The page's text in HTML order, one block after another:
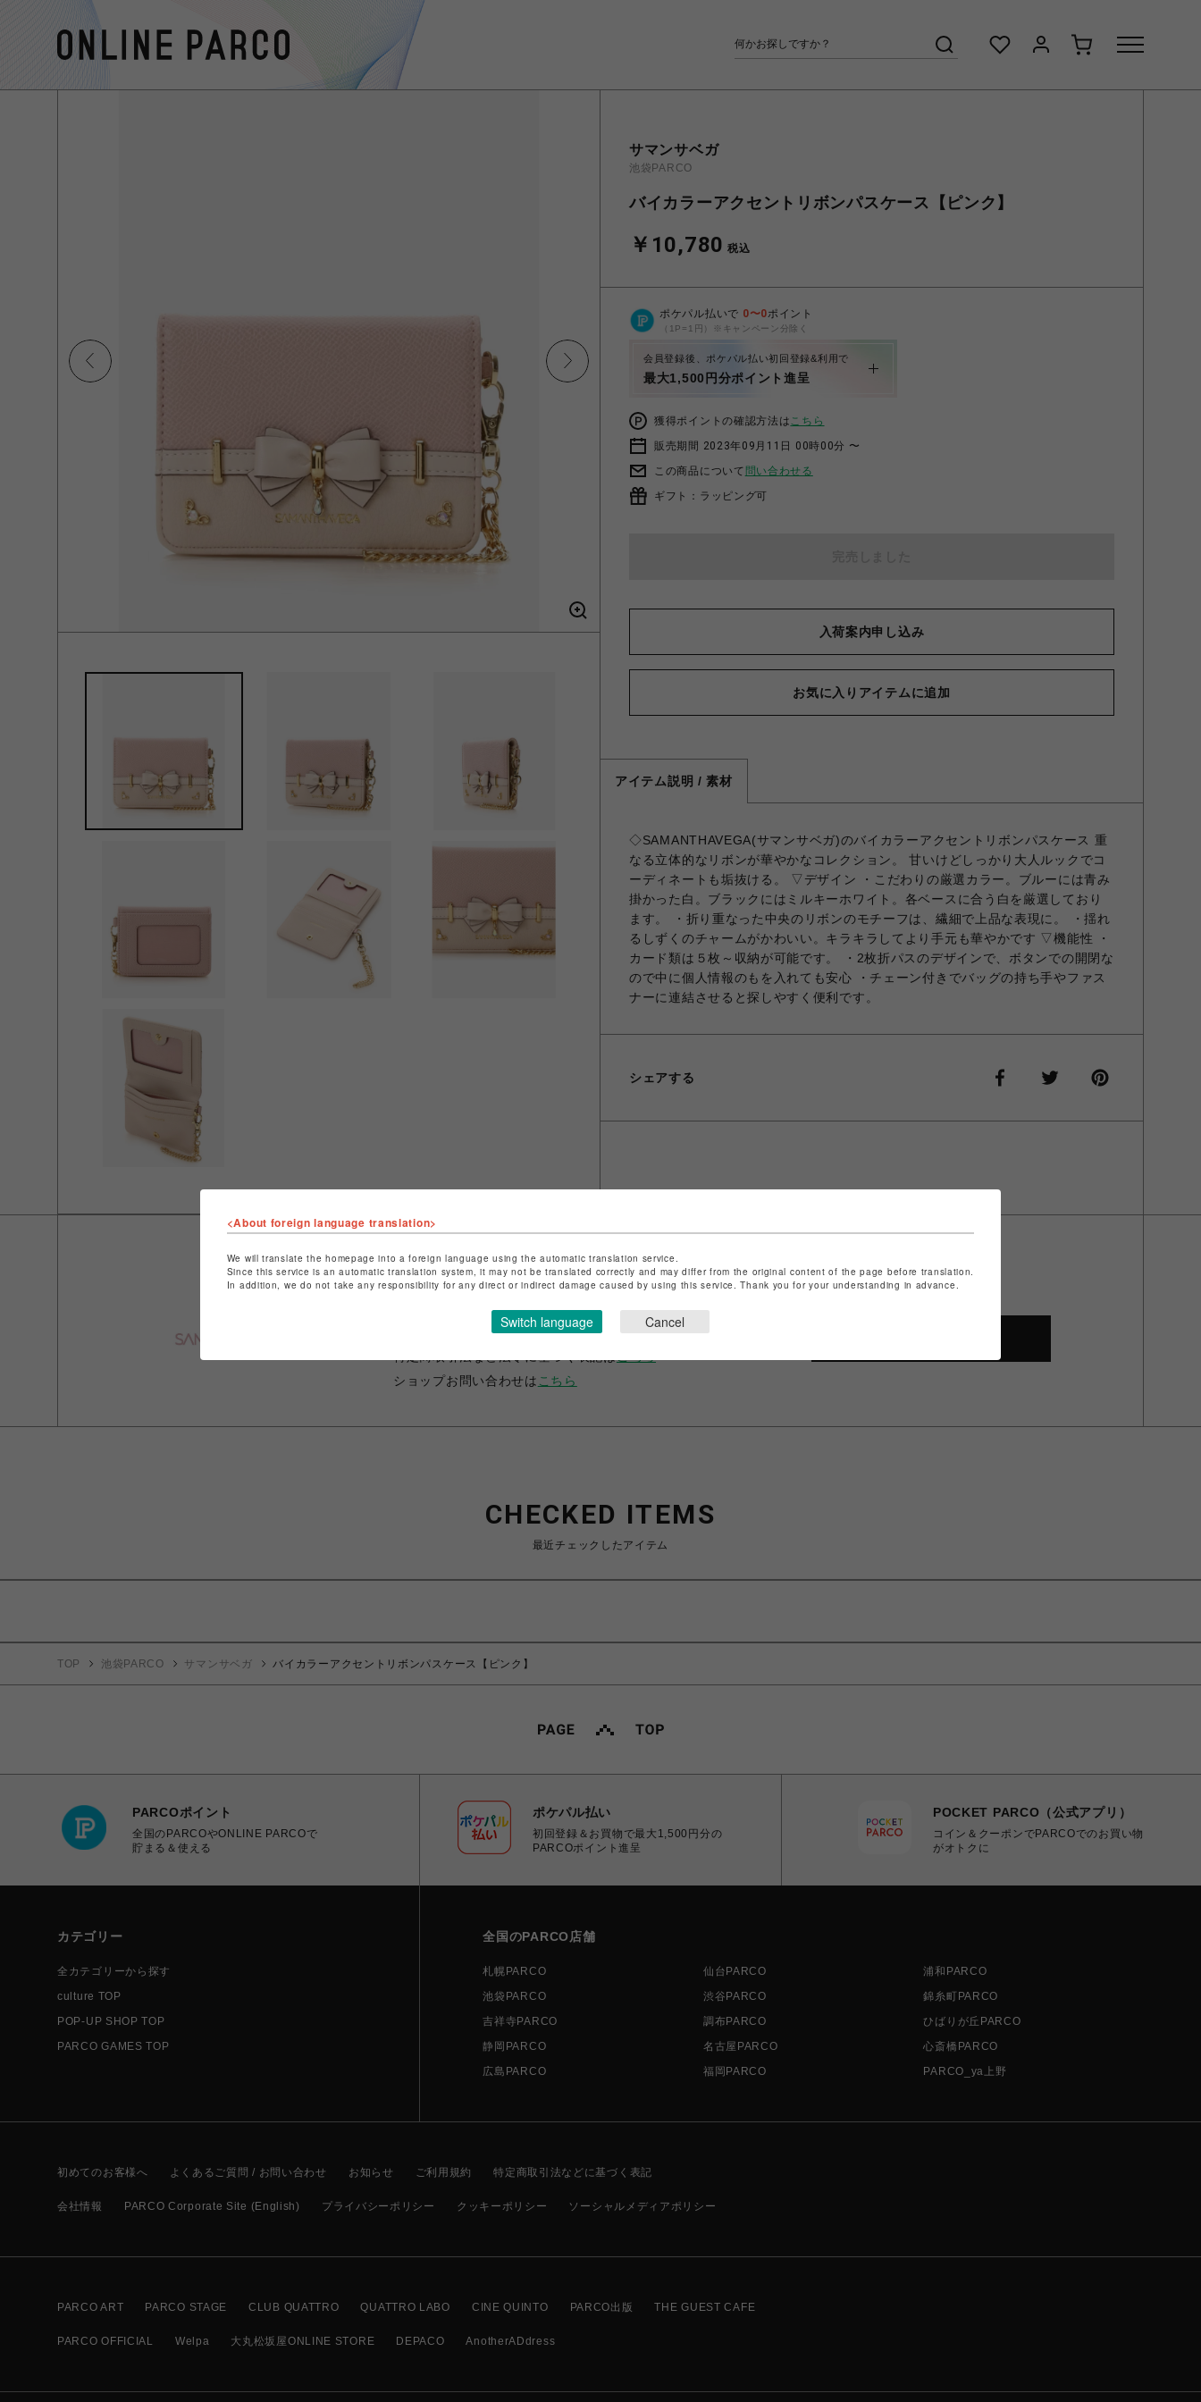
サマンサベガ
池袋PARCO
バイカラーアクセントリボンパスケース【ピンク】
￥10,780 税込
ポケパル払いで 0〜0ポイント
（1P=1円）※キャンペーン分除く
会員登録後、ポケパル払い初回登録&利用で
最大1,500円分ポイント進呈
獲得ポイントの確認方法はこちら
販売期間 2023年09月11日 00時00分 〜
この商品について 問い合わせる
ギフト：ラッピング可
入荷案内申し込み
お気に入りアイテムに追加
アイテム説明 / 素材
◇SAMANTHAVEGA(サマンサベガ)のバイカラーアクセントリボンパスケース 重
なる立体的なリボンが華やかなコレクション。 甘いけどしっかり大人ルックでコ
ーディネートも垢抜ける。 ▽デザイン ・こだわりの厳選カラー。ブルーには青み
掛かった白。ブラックにはミルキーホワイト。各ベースに合う白を厳選しており
ます。 ・折り重なった中央のリボンのモチーフは、繊細で上品な表現に。 ・揺れ
るしずくのチャームがかわいい。キラキラしてより手元も華やかです ▽機能性 ・
カード類は５枚～収納が可能です。 ・2枚折パスのデザインで、ボタンでの開閉な
ので中に個人情報のもを入れても安心 ・チェーン付きでバッグの持ち手やファス
ナーに連結させると探しやすく便利です。
シェアする
池袋PARCO
ショップお問い合わせは こちら
CHECKED ITEMS
最近チェックしたアイテム
TOP 池袋PARCO サマンサベガ バイカラーアクセントリボンパスケース【ピンク】
PARCOポイント
全国のPARCOやONLINE PARCOで
貯まる＆使える
ポケパル払い
初回登録＆お買物で最大1,500円分の
PARCOポイント進呈
POCKET PARCO（公式アプリ）
コイン＆クーポンでPARCOでのお買い物
がオトクに
カテゴリー
全カテゴリーから探す
culture TOP
POP-UP SHOP TOP
PARCO GAMES TOP
全国のPARCO店舗
札幌PARCO 仙台PARCO
浦和PARCO
池袋PARCO
渋谷PARCO
錦糸町PARCO
吉祥寺PARCO
調布PARCO
ひばりが丘PARCO
静岡PARCO
名古屋PARCO
心斎橋PARCO
広島PARCO
福岡PARCO PARCO_ya上野
初めてのお客様へ よくあるご質問 / お問い合わせ お知らせ ご利用規約 特定商取引法などに基づく表記
会社情報 PARCO Corporate Site (English) プライバシーポリシー クッキーポリシー ソーシャルメディアポリシー
PARCO ART PARCO STAGE CLUB QUATTRO QUATTRO LABO CINE QUINTO PARCO出版 THE GUEST CAFE
PARCO OFFICIAL Welpa 大丸松坂屋ONLINE STORE DEPACO AnotherADdress
<About foreign language translation>
We will translate the homepage into a foreign language using the automatic translation service.
Since this service is an automatic translation system, it may not be translated correctly and may differ from the original content of the page before translation.
In addition, we do not take any responsibility for any direct or indirect damage caused by using this service. Thank you for your understanding in advance.
Switch language Cancel